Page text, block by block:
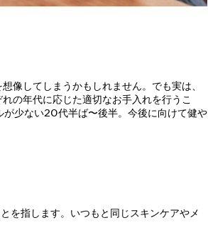
像してしまうかもしれません。でも実は、
の年代に応じた適切なお手入れを行うこ
が少ない20代半ば〜後半。今後に向けて健や
を指します。いつもと同じスキンケアやメ